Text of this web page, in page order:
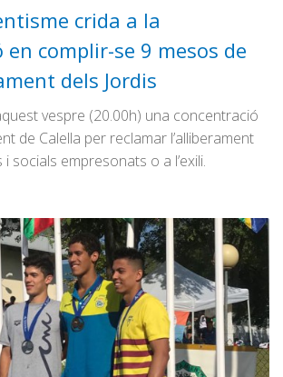
crida a la
complir-se 9 mesos de
dels Jordis
vespre (20.00h) una concentració
de Calella per reclamar l’alliberament
socials empresonats o a l’exili.